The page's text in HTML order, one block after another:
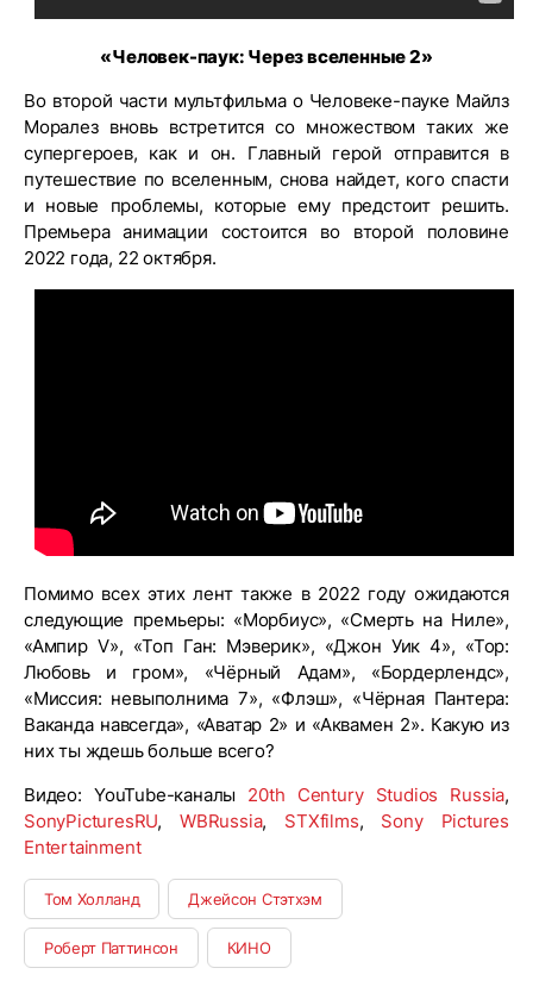
«Человек-паук: Через вселенные 2»
Во второй части мультфильма о Человеке-пауке Майлз
Моралез вновь встретится со множеством таких же
супергероев, как и он. Главный герой отправится в
путешествие по вселенным, снова найдет, кого спасти
и новые проблемы, которые ему предстоит решить.
Премьера анимации состоится во второй половине
2022 года, 22 октября.
Помимо всех этих лент также в 2022 году ожидаются
следующие премьеры: «Морбиус», «Смерть на Ниле»,
«Ампир V», «Топ Ган: Мэверик», «Джон Уик 4», «Тор:
Любовь и гром», «Чёрный Адам», «Бордерлендс»,
«Миссия: невыполнима 7», «Флэш», «Чёрная Пантера:
Ваканда навсегда», «Аватар 2» и «Аквамен 2». Какую из
них ты ждешь больше всего?
Видео: YouTube-каналы 20th Century Studios Russia,
SonyPicturesRU, WBRussia, STXfilms, Sony Pictures
Entertainment
Том Холланд Джейсон Стэтхэм
Роберт Паттинсон КИНО